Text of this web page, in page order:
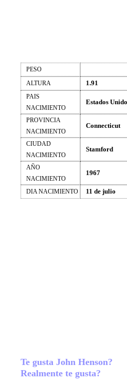
PESO
ALTURA
1.91
PAIS
NACIMIENTO
Estados
PROVINCIA
NACIMIENTO
Connecticut
CIUDAD
NACIMIENTO
Stamford
AÑO
NACIMIENTO
1967
DIA NACIMIENTO 11 de julio
Te gusta John Henson?
Realmente te gusta?